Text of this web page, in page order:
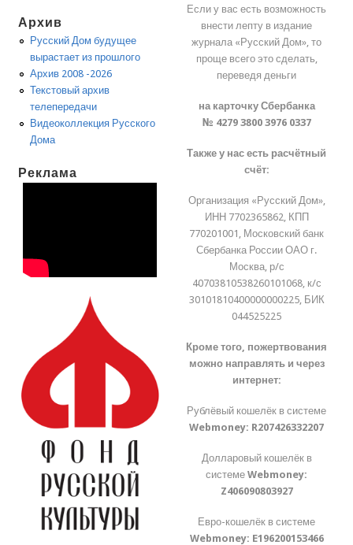
Архив
Русский Дом будущее
вырастает из прошлого
Архив 2008 -2026
Текстовый архив
телепередачи
Видеоколлекция Русского
Дома
Реклама
Если у вас есть возможность
внести лепту в издание
журнала «Русский Дом», то
проще всего это сделать,
переведя деньги
на карточку Сбербанка
№ 4279 3800 3976 0337
Также у нас есть расчётный
счёт:
Организация «Русский Дом»,
ИНН 7702365862, КПП
770201001, Московский банк
Сбербанка России ОАО г.
Москва, р/с
40703810538260101068, к/с
30101810400000000225, БИК
044525225
Кроме того, пожертвования
можно направлять и через
интернет:
Рублёвый кошелёк в системе
Webmoney: R207426332207
Долларовый кошелёк в
системеWebmoney:
Z406090803927
Евро-кошелёк в системе
Webmoney: E196200153466